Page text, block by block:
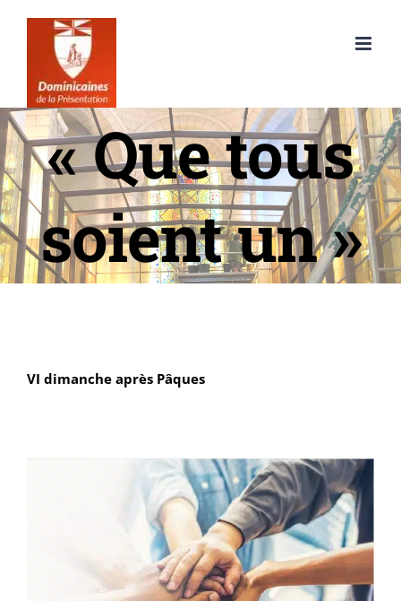
Passer
« Que tous
soient un »
VI dimanche après Pâques